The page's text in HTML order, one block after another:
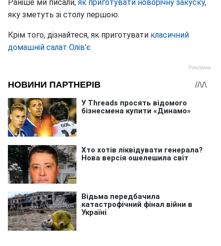
Раніше ми писали, як приготувати новорічну закуску,
яку зметуть зі столу першою.
Крім того, дізнайтеся, як приготувати класичний
домашній салат Олів'є.